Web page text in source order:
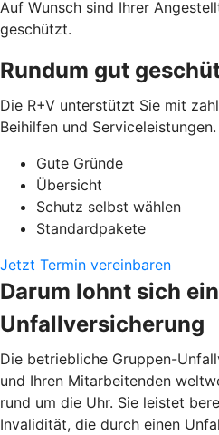
Auf Wunsch sind Ihrer
geschützt.
Rundum gut
Die R+V unterstützt Sie mit
Beihilfen und Serviceleistungen.
Gute Gründe
Übersicht
Schutz selbst wählen
Standardpakete
Jetzt Termin vereinbaren
Darum lohnt sich
Unfallversicherung
Die betriebliche Gruppen-
und Ihren Mitarbeitenden
rund um die Uhr. Sie leistet
Invalidität, die durch einen